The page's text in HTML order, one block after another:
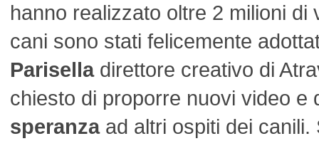
hanno realizzato oltre 2 milioni di
cani sono stati felicemente
Pariselladirettore creativo di
chiesto di proporre nuovi video e
speranza ad altri ospiti dei